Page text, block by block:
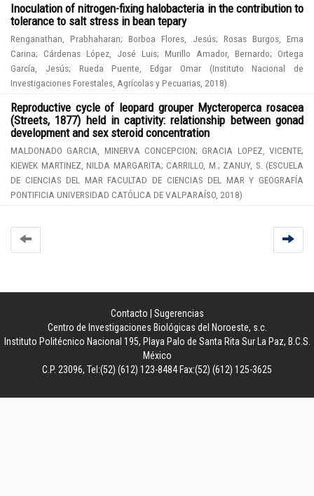
Inoculation of nitrogen-fixing halobacteria in the contribution to
tolerance to salt stress in bean tepary
Renganathan, Prabhaharan;Borboa Flores, Jesús; Rosas Burgos, Ema
Carina; Cárdenas López, José Luis; Murillo Amador, Bernardo; Ortega
García, Jesús; Rueda Puente, Edgar Omar (Instituto Nacional de
Investigaciones Forestales, Agrícolas y Pecuarias 2018)
Reproductive cycle of leopard grouper Mycteroperca rosacea
(Streets, 1877) held in captivity: relationship between gonad
development and sex steroid concentration
MALDONADO GARCIA, MINERVA CONCEPCION;GRACIA LOPEZ, VICENTE;
KIEWEK MARTINEZ, NILDA MARGARITA; CARRILLO, M. ; ZANUY, S. (ESCUELA
DE CIENCIAS DEL MAR FACULTAD DE CIENCIAS DEL MAR Y GEOGRAFÍA
PONTIFICIA UNIVERSIDAD CATÓLICA DE VALPARAÍSO 2018)
Contacto
Sugerencias
Centro de Investigaciones Biológicas del Noroeste, s.c.
Instituto Politécnico Nacional 195, Playa Palo de Santa Rita Sur La Paz, B.C.S.
México
C.P. 23096, Tel:(52) (612) 123-8484 Fax:(52) (612) 125-3625